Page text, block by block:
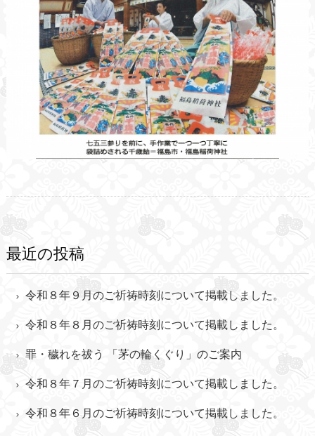
最近の投稿
令和８年９月のご祈祷時刻について掲載しました。
令和８年８月のご祈祷時刻について掲載しました。
罪・穢れを祓う 「茅の輪くぐり」のご案内
令和８年７月のご祈祷時刻について掲載しました。
令和８年６月のご祈祷時刻について掲載しました。